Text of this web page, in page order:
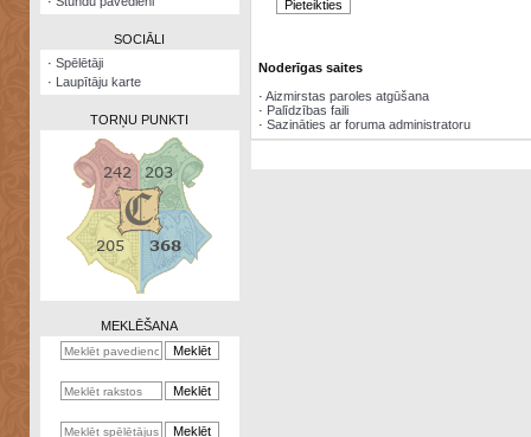
Zināšanu
kalkulators
SOCIĀLI
· Spēlētāji
· Laupītāju karte
TORŅU PUNKTI
MEKLĒŠANA
Noderīgas saites
· Aizmirstas paroles atgūšana
· Palīdzības faili
· Sazināties ar foruma administratoru